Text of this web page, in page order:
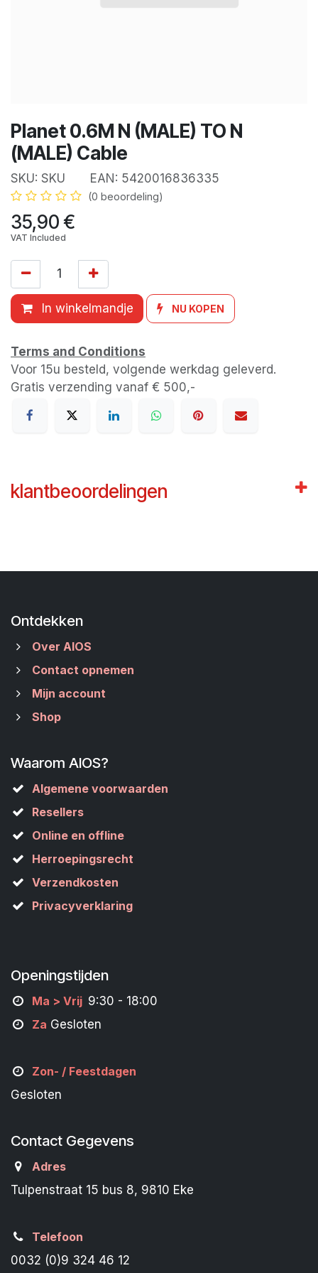
Planet 0.6M N (MALE) TO N
(MALE) Cable
SKU: SKU EAN: 5420016836335
(0 beoordeling)
35,90€
VAT Included
In winkelmandje NU KOPEN
Terms and Conditions
Voor 15u besteld, volgende werkdag geleverd.
Gratis verzending vanaf € 500,-
klantbeoordelingen
Ontdekken
Over AIOS
Contact opnemen
Mijn account
Shop
Waarom AIOS?
Algemene voorwaarden
Resellers
Online en offline
Herroepingsrecht
Verzendkosten
Privacyverklaring
Openingstijden
Ma > Vrij 9:30 - 18:00
Za Gesloten
Zon- / Feestdagen
Gesloten
Contact Gegevens
Adres
Tulpenstraat 15 bus 8, 9810 Eke
Telefoon
0032 (0)9 324 46 12